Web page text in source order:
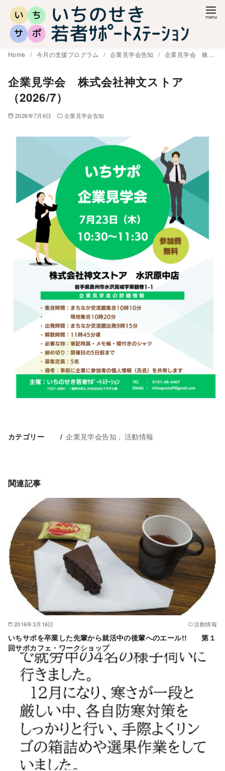
Home 今月の支援プログラム 企業見学会告知 企業見学会 株式会社神文ストア（2026/7）
企業見学会 株式会社神文ストア
（2026/7）
2026年7月6日 企業見学会告知
カテゴリー 企業見学会告知 活動情報
関連記事
2016年3月16日 活動情報
いちサポを卒業した先輩から就活中の後輩へのエール!! 第１
回サポカフェ・ワークショップ